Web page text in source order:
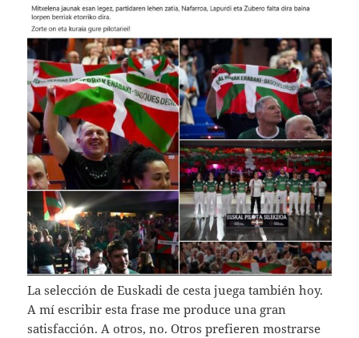
La selección de Euskadi de cesta juega también hoy.
A mí escribir esta frase me produce una gran
satisfacción. A otros, no. Otros prefieren mostrarse